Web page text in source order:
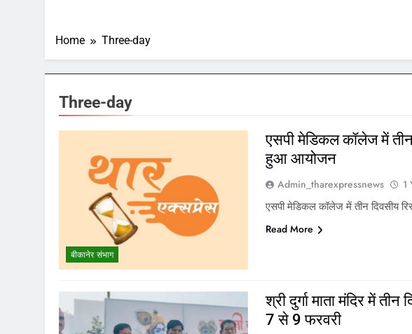
Home Three-day
Three-day
बीकानेर संभाग
एसपी मेडिकल कॉलेज में तीन
हुआ आयोजन
Admin_tharexpressnews 1
एसपी मेडिकल कॉलेज में तीन दिवसीय
Read More
श्री दुर्गा माता मंदिर में
7 से 9 फरवरी